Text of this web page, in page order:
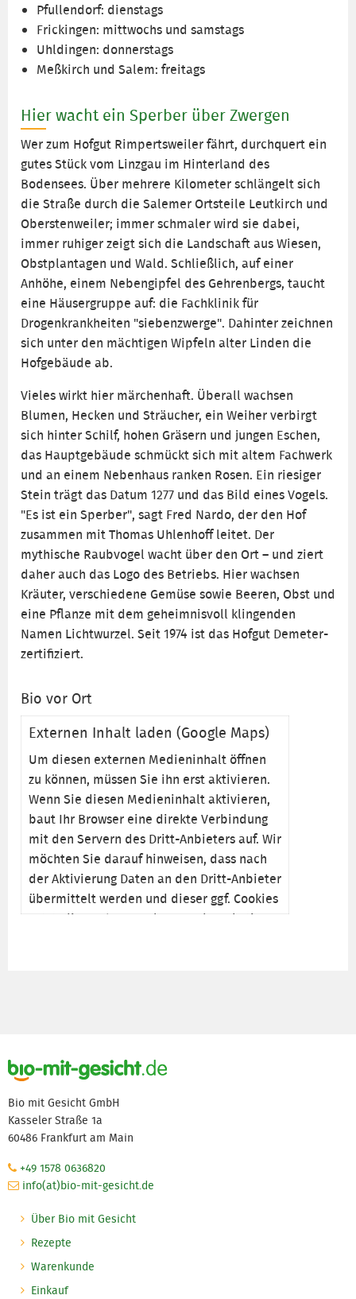
Pfullendorf: dienstags
Frickingen: mittwochs und samstags
Uhldingen: donnerstags
Meßkirch und Salem: freitags
Hier wacht ein Sperber über Zwergen
Wer zum Hofgut Rimpertsweiler fährt, durchquert ein
gutes Stück vom Linzgau im Hinterland des
Bodensees. Über mehrere Kilometer schlängelt sich
die Straße durch die Salemer Ortsteile Leutkirch und
Oberstenweiler; immer schmaler wird sie dabei,
immer ruhiger zeigt sich die Landschaft aus Wiesen,
Obstplantagen und Wald. Schließlich, auf einer
Anhöhe, einem Nebengipfel des Gehrenbergs, taucht
eine Häusergruppe auf: die Fachklinik für
Drogenkrankheiten "siebenzwerge". Dahinter zeichnen
sich unter den mächtigen Wipfeln alter Linden die
Hofgebäude ab.
Vieles wirkt hier märchenhaft. Überall wachsen
Blumen, Hecken und Sträucher, ein Weiher verbirgt
sich hinter Schilf, hohen Gräsern und jungen Eschen,
das Hauptgebäude schmückt sich mit altem Fachwerk
und an einem Nebenhaus ranken Rosen. Ein riesiger
Stein trägt das Datum 1277 und das Bild eines Vogels.
"Es ist ein Sperber", sagt Fred Nardo, der den Hof
zusammen mit Thomas Uhlenhoff leitet. Der
mythische Raubvogel wacht über den Ort – und ziert
daher auch das Logo des Betriebs. Hier wachsen
Kräuter, verschiedene Gemüse sowie Beeren, Obst und
eine Pflanze mit dem geheimnisvoll klingenden
Namen Lichtwurzel. Seit 1974 ist das Hofgut Demeter-
zertifiziert.
Bio vor Ort
Externen Inhalt laden (Google Maps)
Um diesen externen Medieninhalt öffnen
zu können, müssen Sie ihn erst aktivieren.
Wenn Sie diesen Medieninhalt aktivieren,
baut Ihr Browser eine direkte Verbindung
mit den Servern des Dritt-Anbieters auf. Wir
möchten Sie darauf hinweisen, dass nach
der Aktivierung Daten an den Dritt-Anbieter
übermittelt werden und dieser ggf. Cookies
setzt, die auch zu Analyse- und Marketing-
Bio mit Gesicht GmbH
Kasseler Straße 1a
60486 Frankfurt am Main
+49 1578 0636820
info(at)bio-mit-gesicht.de
Über Bio mit Gesicht
Rezepte
Warenkunde
Einkauf